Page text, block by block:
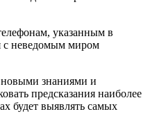
указанным в
с неведомым миром
новыми знаниями и
предсказания наиболее
будет выявлять самых